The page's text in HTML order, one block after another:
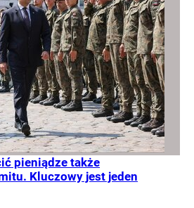
pieniądze także
Kluczowy jest jeden